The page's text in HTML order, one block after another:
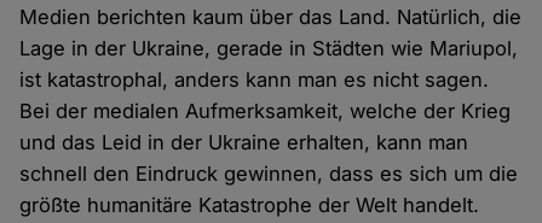
Medien berichten kaum über das Land. Natürlich, die
Lage in der Ukraine, gerade in Städten wie Mariupol,
ist katastrophal, anders kann man es nicht sagen.
Bei der medialen Aufmerksamkeit, welche der Krieg
und das Leid in der Ukraine erhalten, kann man
schnell den Eindruck gewinnen, dass es sich um die
größte humanitäre Katastrophe der Welt handelt.